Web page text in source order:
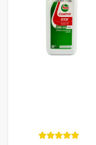
minskar risken för dyra
Perfekt för både
verkstäder som vill
Smörjmedel för daglig
Alla produkter är